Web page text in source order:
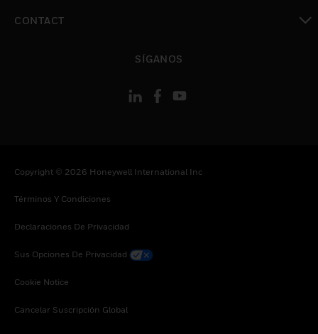
CONTACT
SÍGANOS
Copyright © 2026 Honeywell International Inc
Términos Y Condiciones
Declaraciones De Privacidad
Sus Opciones De Privacidad
Cookie Notice
Cancelar Suscripción Global